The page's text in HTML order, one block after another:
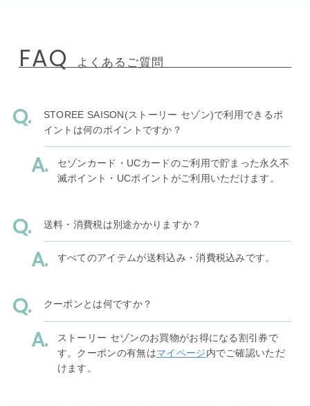
FAQ よくあるご質問
STOREE SAISON(ストーリー セゾン)で利用できるポ
イントは何のポイントですか？
セゾンカード・UCカードのご利用で貯まった永久不
滅ポイント・UCポイントがご利用いただけます。
送料・消費税は別途かかりますか？
すべてのアイテムが送料込み・消費税込みです。
クーポンとは何ですか？
ストーリー セゾンのお買物がお得になる割引券で
す。クーポンの有無はマイページ内でご確認いただ
けます。